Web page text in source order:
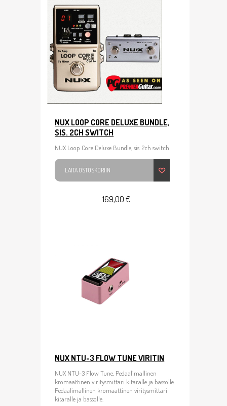
NUX LOOP CORE DELUXE BUNDLE,
SIS. 2CH SWITCH
NUX Loop Core Deluxe Bundle, sis. 2ch switch
LAITA OSTOSKORIIN
169,00 €
NUX NTU-3 FLOW TUNE VIRITIN
NUX NTU-3 Flow Tune, Pedaalimallinen
kromaattinen viritysmittari kitaralle ja bassolle.
Pedaalimallinen kromaattinen viritysmittari
kitaralle ja bassolle.